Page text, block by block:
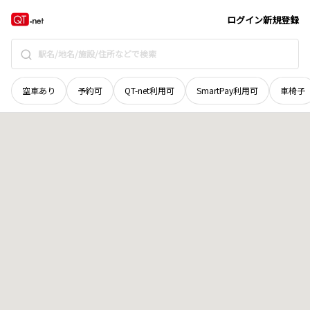
ログイン新規登録
空車あり 予約可 QT-net利用可 SmartPay利用可 車椅子
北海道